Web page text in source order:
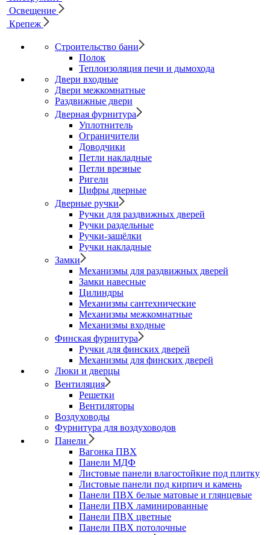
Освещение
Крепеж
Строительство бани
Полок
Теплоизоляция печи и дымохода
Двери входные
Двери межкомнатные
Раздвижные двери
Дверная фурнитура
Уплотнитель
Ограничители
Доводчики
Петли накладные
Петли врезные
Ригели
Цифры дверные
Дверные ручки
Ручки для раздвижных дверей
Ручки раздельные
Ручки-защёлки
Ручки накладные
Замки
Механизмы для раздвижных дверей
Замки навесные
Цилиндры
Механизмы сантехнические
Механизмы межкомнатные
Механизмы входные
Финская фурнитура
Ручки для финских дверей
Механизмы для финских дверей
Люки и дверцы
Вентиляция
Решетки
Вентиляторы
Воздуховоды
Фурнитура для воздуховодов
Панели
Вагонка ПВХ
Панели МДФ
Листовые панели влагостойкие под плитку
Листовые панели под кирпич и камень
Панели ПВХ белые матовые и глянцевые
Панели ПВХ ламинированные
Панели ПВХ цветные
Панели ПВХ потолочные